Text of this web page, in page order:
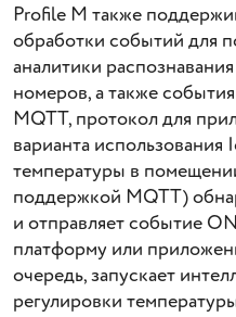
Profile M также
обработки событий для
аналитики
номеров, а также
MQTT, протокол для
варианта
температуры в
поддержкой MQTT)
и отправляет событие
платформу или
очередь, запускает
регулировки